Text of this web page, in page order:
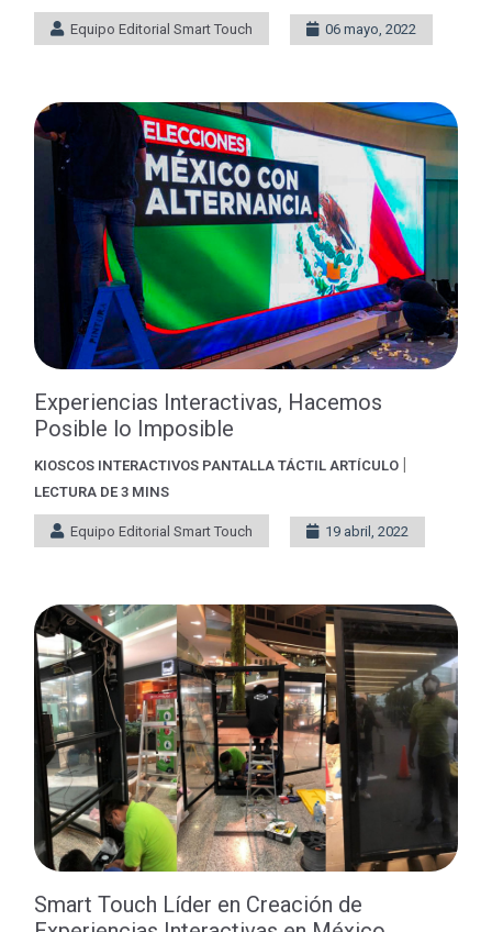
Equipo Editorial Smart Touch 06 mayo, 2022
Experiencias Interactivas, Hacemos
Posible lo Imposible
KIOSCOS INTERACTIVOS PANTALLA TÁCTIL ARTÍCULO |
LECTURA DE 3 MINS
Equipo Editorial Smart Touch 19 abril, 2022
Smart Touch Líder en Creación de